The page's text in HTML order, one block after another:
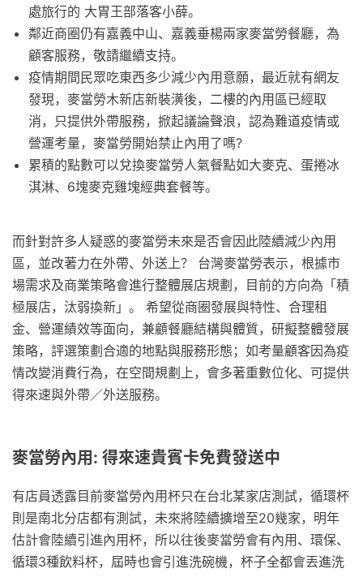
處旅行的 大胃王部落客小薛。
鄰近商圈仍有嘉義中山、嘉義垂楊兩家麥當勞餐廳，為
顧客服務，敬請繼續支持。
疫情期間民眾吃東西多少減少內用意願，最近就有網友
發現，麥當勞木新店新裝潢後，二樓的內用區已經取
消，只提供外帶服務，掀起議論聲浪，認為難道疫情或
營運考量，麥當勞開始禁止內用了嗎?
累積的點數可以兌換麥當勞人氣餐點如大麥克、蛋捲冰
淇淋、6塊麥克雞塊經典套餐等。
而針對許多人疑惑的麥當勞未來是否會因此陸續減少內用
區，並改著力在外帶、外送上？ 台灣麥當勞表示，根據市
場需求及商業策略會進行整體展店規劃，目前的方向為「積
極展店，汰弱換新」。 希望從商圈發展與特性、合理租
金、營運績效等面向，兼顧餐廳結構與體質，研擬整體發展
策略，評選策劃合適的地點與服務形態；如考量顧客因為疫
情改變消費行為，在空間規劃上，會多著重數位化、可提供
得來速與外帶／外送服務。
麥當勞內用: 得來速貴賓卡免費發送中
有店員透露目前麥當勞內用杯只在台北某家店測試，循環杯
則是南北分店都有測試，未來將陸續擴增至20幾家，明年
估計會陸續引進內用杯，所以往後麥當勞會有內用、環保、
循環3種飲料杯，屆時也會引進洗碗機，杯子全都會丟進洗